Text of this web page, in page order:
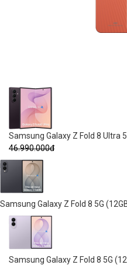
Samsung Galaxy Z Fold 8 Ultra
46.990.000đ
Samsung Galaxy Z Fold 8 5G
Samsung Galaxy Z Fold 8 5G